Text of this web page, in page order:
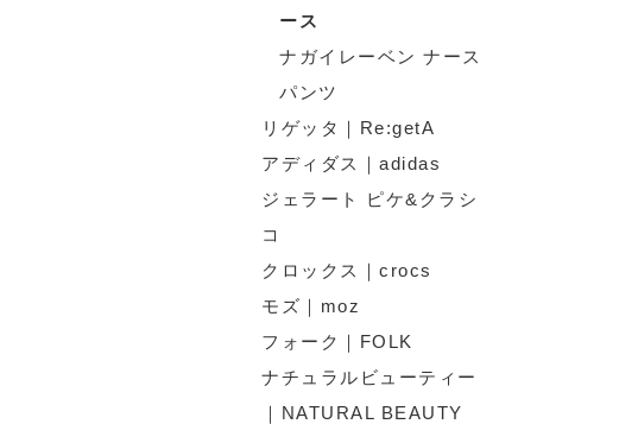
ース
ナガイレーベン ナース
パンツ
リゲッタ｜Re:getA
アディダス｜adidas
ジェラート ピケ&クラシ
コ
クロックス｜crocs
モズ｜moz
フォーク｜FOLK
ナチュラルビューティー
｜NATURAL BEAUTY